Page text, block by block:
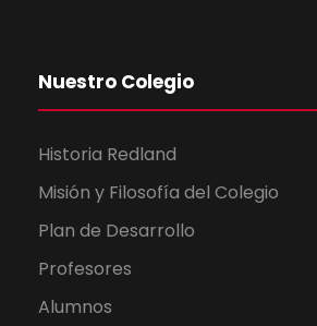
Nuestro Colegio
Historia Redland
Misión y Filosofía del Colegio
Plan de Desarrollo
Profesores
Alumnos